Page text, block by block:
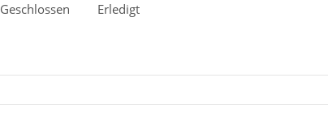
Geschlossen Erledigt